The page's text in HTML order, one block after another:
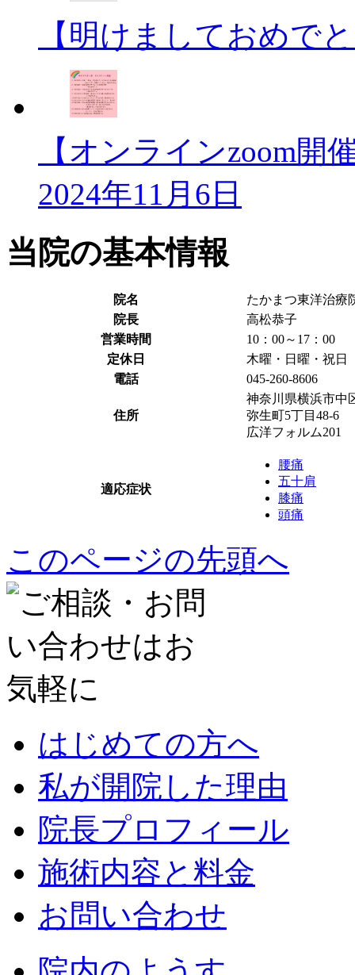
【明けましておめで
【オンラインzoom
2024年11月6日
当院の基本情報
院名
たかまつ東洋治療
院長
高松恭子
営業時間
10：00～17：00
定休日
木曜・日曜・祝日
電話
045-260-8606
住所
神奈川県横浜市中
弥生町5丁目48-6
広洋フォルム201
適応症状
腰痛
五十肩
膝痛
頭痛
このページの先頭へ
はじめての方へ
私が開院した理由
院長プロフィール
施術内容と料金
お問い合わせ